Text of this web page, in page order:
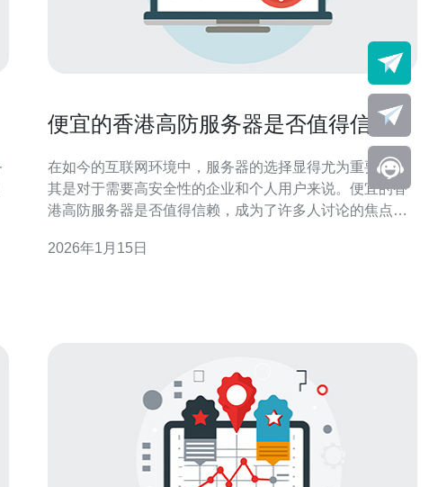
便宜的香港高防服务器是否值得信赖
在如今的互联网环境中，服务器的选择显得尤为重要，尤
其是对于需要高安全性的企业和个人用户来说。便宜的香
港高防服务器是否值得信赖，成为了许多人讨论的焦点。
对低廉而备受青睐。然而，在追求低成本的同时，我们也
2026年1月15日